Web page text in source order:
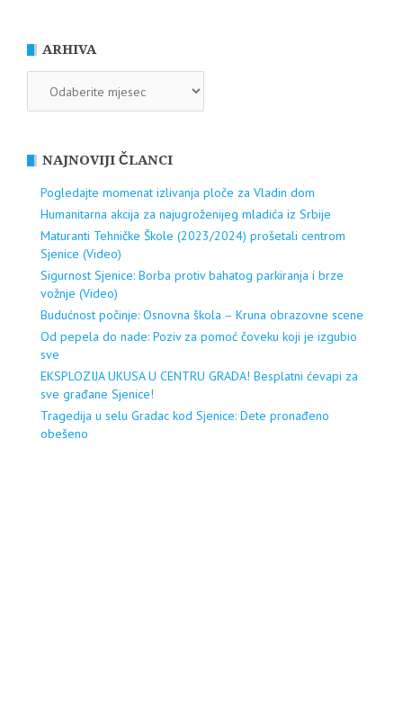
ARHIVA
NAJNOVIJI ČLANCI
Pogledajte momenat izlivanja ploče za Vladin dom
Humanitarna akcija za najugroženijeg mladića iz Srbije
Maturanti Tehničke Škole (2023/2024) prošetali centrom
Sjenice (Video)
Sigurnost Sjenice: Borba protiv bahatog parkiranja i brze
vožnje (Video)
Budućnost počinje: Osnovna škola – Kruna obrazovne scene
Od pepela do nade: Poziv za pomoć čoveku koji je izgubio
sve
EKSPLOZIJA UKUSA U CENTRU GRADA! Besplatni ćevapi za
sve građane Sjenice!
Tragedija u selu Gradac kod Sjenice: Dete pronađeno
obešeno